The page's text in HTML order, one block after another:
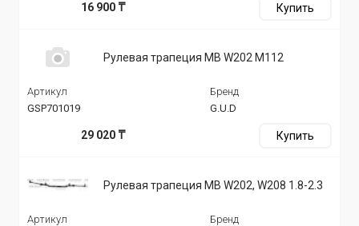
16 900 ₸ Купить
Рулевая трапеция MB W202 M112
Артикул
GSP701019
Бренд
G.U.D
29 020 ₸ Купить
Рулевая трапеция MB W202, W208 1.8-2.3
Артикул
Бренд